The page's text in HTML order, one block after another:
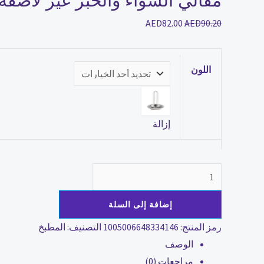
AED90.20
AED82.00
اللون
إزالة
إضافة إلى السلة
رمز المنتج: 1005006648334146 التصنيف: المطبخ
الوصف
مراجعات (0)